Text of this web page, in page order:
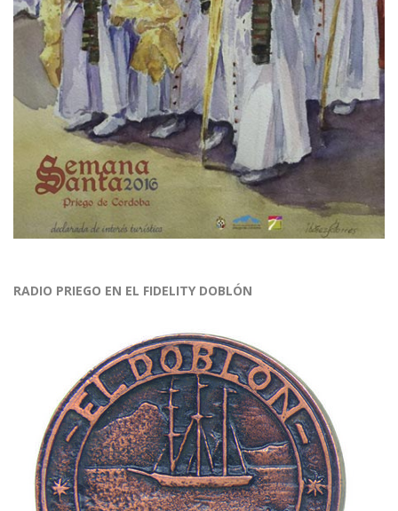
RADIO PRIEGO EN EL FIDELITY DOBLÓN